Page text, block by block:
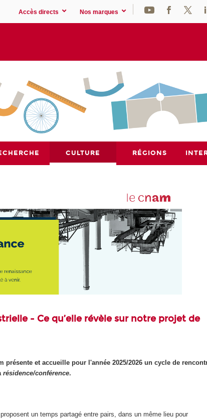
Accès directs Nos marques
CULTURE RÉGIONS
- Ce qu’elle révèle sur notre projet de
et accueille pour l'année 2025/2026 un cycle de
résidence/conférence.
un temps partagé entre pairs, dans un même lieu pour